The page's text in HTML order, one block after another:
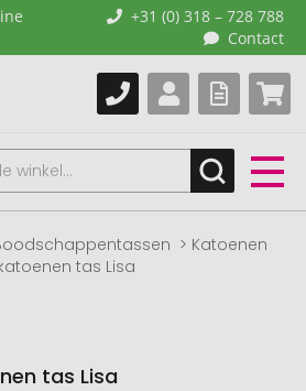
+31 (0) 318 – 728 788
Contact
Katoenen
tas Lisa
tas Lisa